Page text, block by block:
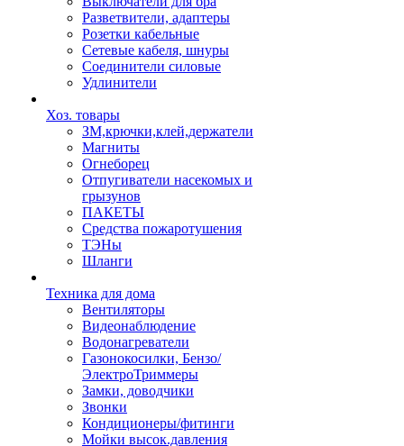
Разветвители, адаптеры
Розетки кабельные
Сетевые кабеля, шнуры
Соединители силовые
Удлинители
Хоз. товары
ЗМ,крючки,клей,держатели
Магниты
Огнеборец
Отпугиватели насекомых и
грызунов
ПАКЕТЫ
Средства пожаротушения
ТЭНы
Шланги
Техника для дома
Вентиляторы
Видеонаблюдение
Водонагреватели
Газонокосилки, Бензо/
ЭлектроТриммеры
Замки, доводчики
Звонки
Кондиционеры/фитинги
Мойки высок.давления